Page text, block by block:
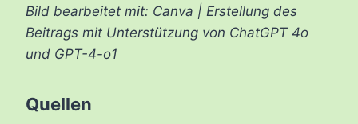
Bild bearbeitet mit: Canva | Erstellung des
Beitrags mit Unterstützung von ChatGPT 4o
und GPT-4-o1
Quellen